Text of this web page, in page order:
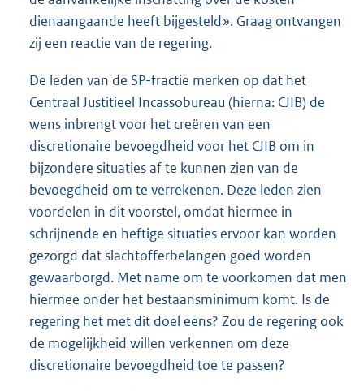
dienaangaande heeft bijgesteld». Graag ontvangen
zij een reactie van de regering.
De leden van de SP-fractie merken op dat het
Centraal Justitieel Incassobureau (hierna: CJIB) de
wens inbrengt voor het creëren van een
discretionaire bevoegdheid voor het CJIB om in
bijzondere situaties af te kunnen zien van de
bevoegdheid om te verrekenen. Deze leden zien
voordelen in dit voorstel, omdat hiermee in
schrijnende en heftige situaties ervoor kan worden
gezorgd dat slachtofferbelangen goed worden
gewaarborgd. Met name om te voorkomen dat men
hiermee onder het bestaansminimum komt. Is de
regering het met dit doel eens? Zou de regering ook
de mogelijkheid willen verkennen om deze
discretionaire bevoegdheid toe te passen?